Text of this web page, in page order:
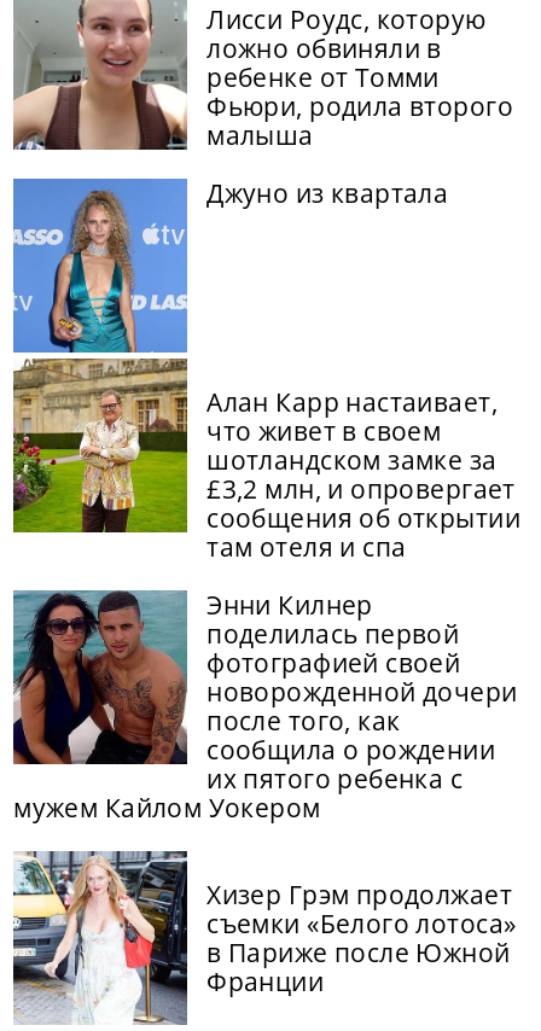
Лисси Роудс, которую
ложно обвиняли в
ребенке от Томми
Фьюри, родила второго
малыша
Джуно из квартала
Алан Карр настаивает,
что живет в своем
шотландском замке за
£3,2 млн, и опровергает
сообщения об открытии
там отеля и спа
Энни Килнер
поделилась первой
фотографией своей
новорожденной дочери
после того, как
сообщила о рождении
их пятого ребенка с
мужем Кайлом Уокером
Хизер Грэм продолжает
съемки «Белого лотоса»
в Париже после Южной
Франции